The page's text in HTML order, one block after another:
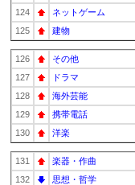
124
ネットゲーム
125
建物
126 その他
127
ドラマ
128
海外芸能
129
携帯電話
130
洋楽
131 楽器・作曲
132
思想・哲学